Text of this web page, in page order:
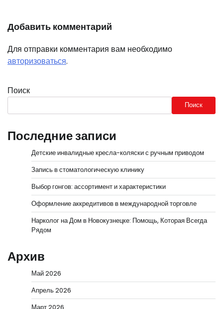
Добавить комментарий
Для отправки комментария вам необходимо
авторизоваться.
Поиск
Поиск
Последние записи
Детские инвалидные кресла-коляски с ручным приводом
Запись в стоматологическую клинику
Выбор гонгов: ассортимент и характеристики
Оформление аккредитивов в международной торговле
Нарколог на Дом в Новокузнецке: Помощь, Которая Всегда
Рядом
Архив
Май 2026
Апрель 2026
Март 2026